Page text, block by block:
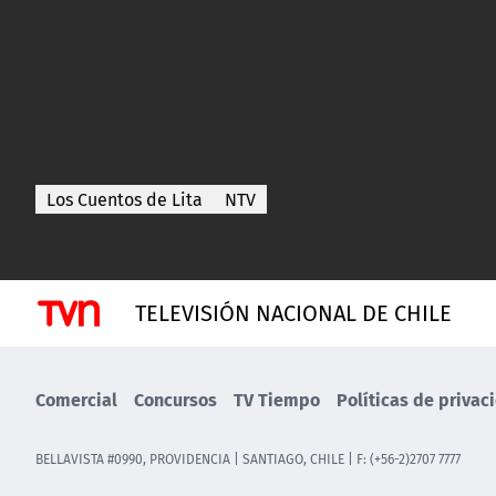
Los Cuentos de Lita NTV
TELEVISIÓN NACIONAL DE CHILE
Comercial Concursos TV Tiempo Políticas de
BELLAVISTA #0990, PROVIDENCIA | SANTIAGO, CHILE | F: (+56-2)2707 7777